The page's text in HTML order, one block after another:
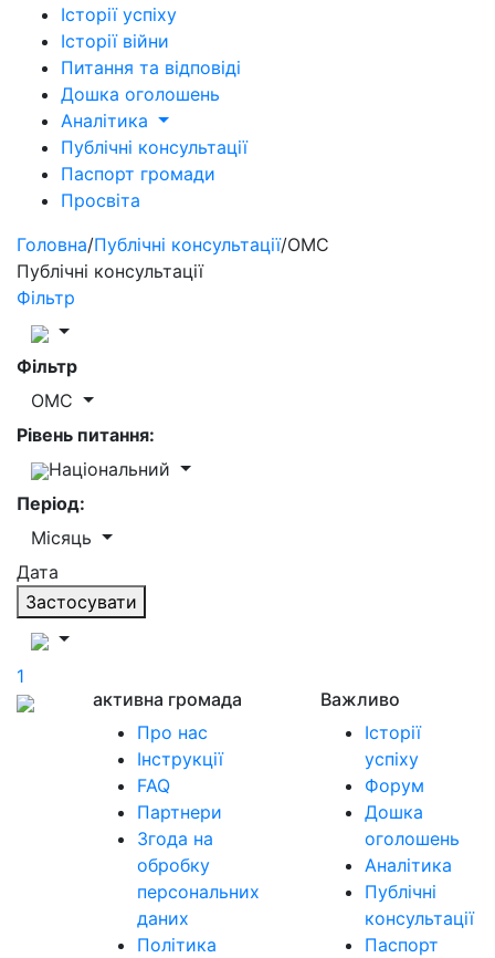
Історії успіху
Історії війни
Питання та відповіді
Дошка оголошень
Аналітика
Публічні консультації
Паспорт громади
Просвіта
Головна/Публічні консультації/ОМС
Публічні консультації
Фільтр
Фільтр
ОМС
Рівень питання:
Національний
Період:
Місяць
Дата
Застосувати
1
активна громада
Про нас
Інструкції
FAQ
Партнери
Згода на
обробку
персональних
даних
Політика
Важливо
Історії
успіху
Форум
Дошка
оголошень
Аналітика
Публічні
консультації
Паспорт